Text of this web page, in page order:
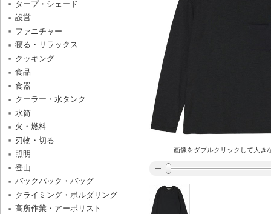
画像をダブルクリックして大き
タープ・シェード
設営
ファニチャー
寝る・リラックス
クッキング
食品
食器
クーラー・水タンク
水筒
火・燃料
刃物・切る
照明
登山
バックパック・バッグ
クライミング・ボルダリング
高所作業・アーボリスト